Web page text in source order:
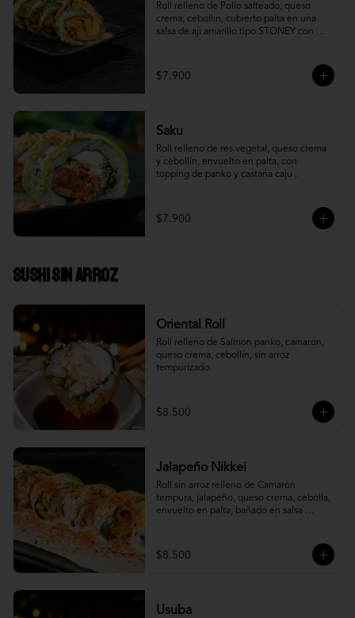
Roll relleno de Pollo salteado, queso
crema, cebollin, cubierto palta en una
salsa de aji amarillo tipo STONEY con
$7.900
Saku
Roll relleno de res vegetal, queso crema
y cebollín, envuelto en palta, con
topping de panko y castaña caju .
$7.900
Sushi Sin Arroz
Oriental Roll
Roll relleno de Salmon panko, camarón,
queso crema, cebollín, sin arroz
tempurizado.
$8.500
Jalapeño Nikkei
Roll sin arroz relleno de Camaron
tempura, jalapeño, queso crema, cebolla,
envuelto en palta, bañado en salsa
$8.500
Usuba